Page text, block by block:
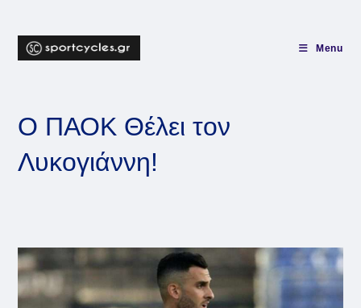
content
Menu
Ο ΠΑΟΚ Θέλει τον
Λυκογιάννη!